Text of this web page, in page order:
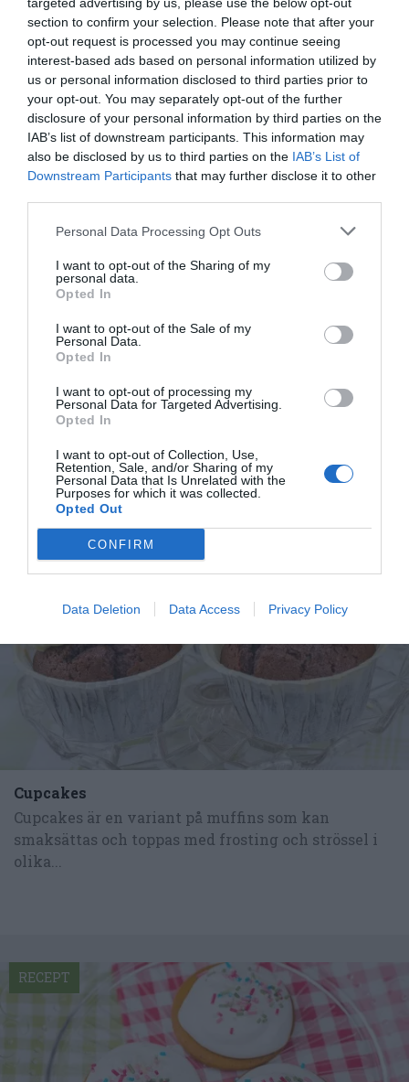
section to confirm your selection. Please note that after your
opt-out request is processed you may continue seeing
interest-based ads based on personal information utilized by
us or personal information disclosed to third parties prior to
your opt-out. You may separately opt-out of the further
disclosure of your personal information by third parties on the
IAB’s list of downstream participants. This information may
also be disclosed by us to third parties on the IAB’s List of
Downstream Participants that may further disclose it to other
Personal Data Processing Opt Outs
I want to opt-out of the Sharing of my
personal data.
Opted In
I want to opt-out of the Sale of my
Personal Data.
Opted In
I want to opt-out of processing my
Personal Data for Targeted Advertising.
Opted In
I want to opt-out of Collection, Use,
Retention, Sale, and/or Sharing of my
Personal Data that Is Unrelated with the
Purposes for which it was collected.
Opted Out
CONFIRM
Data Deletion Data Access Privacy Policy
Kladdkakemuffins med riktig choklad
valnötter toppad med lite extra vit choklad. En
variant på...
RECEPT
Cupcakes
Cupcakes är en variant på muffins som kan
smaksättas och toppas med frosting och strössel i
olika...
RECEPT